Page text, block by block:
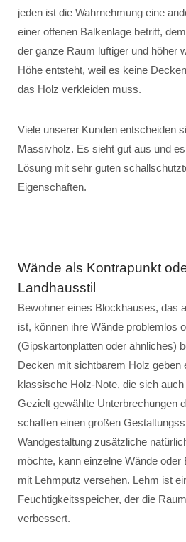
jeden ist die Wahrnehmung eine
einer offenen Balkenlage betritt,
der ganze Raum luftiger und höher
Höhe entsteht, weil es keine
das Holz verkleiden muss.
Viele unserer Kunden entscheiden
Massivholz. Es sieht gut aus und
Lösung mit sehr guten
Eigenschaften.
Wände als Kontrapunkt
Landhausstil
Bewohner eines Blockhauses, das
ist, können ihre Wände problemlos
(Gipskartonplatten oder ähnliches)
Decken mit sichtbarem Holz geben
klassische Holz-Note, die sich
Gezielt gewählte Unterbrechungen
schaffen einen großen
Wandgestaltung zusätzliche
möchte, kann einzelne Wände
mit Lehmputz versehen. Lehm ist
Feuchtigkeitsspeicher, der die
verbessert.